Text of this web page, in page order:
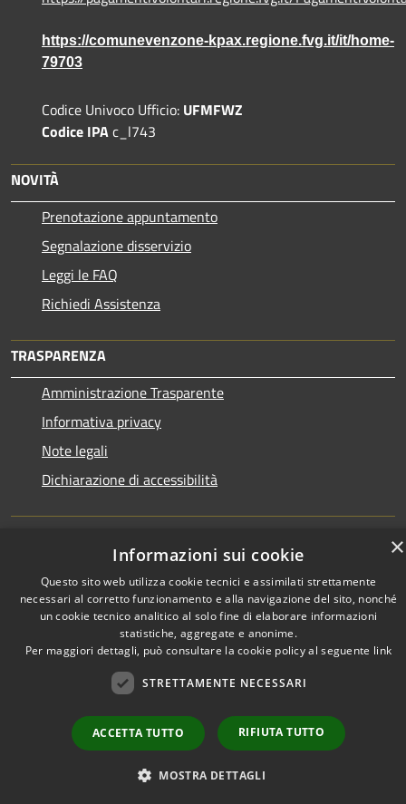
https://comunevenzone-kpax.regione.fvg.it/it/home-
79703
Codice Univoco Ufficio: UFMFWZ
Codice IPAc_l743
NOVITÀ
Prenotazione appuntamento
Segnalazione disservizio
Leggi le FAQ
Richiedi Assistenza
TRASPARENZA
Amministrazione Trasparente
Informativa privacy
Note legali
Dichiarazione di accessibilità
Accessibility
Privacy
Sitemap
Powered byMunicipium•
Admin access
×
Informazioni sui cookie
Questo sito web utilizza cookie tecnici e assimilati strettamente
necessari al corretto funzionamento e alla navigazione del sito, nonché
un cookie tecnico analitico al solo fine di elaborare informazioni
statistiche, aggregate e anonime.
Per maggiori dettagli, può consultare la cookie policy al seguente link
STRETTAMENTE NECESSARI
ACCETTA TUTTO RIFIUTA TUTTO
MOSTRA DETTAGLI